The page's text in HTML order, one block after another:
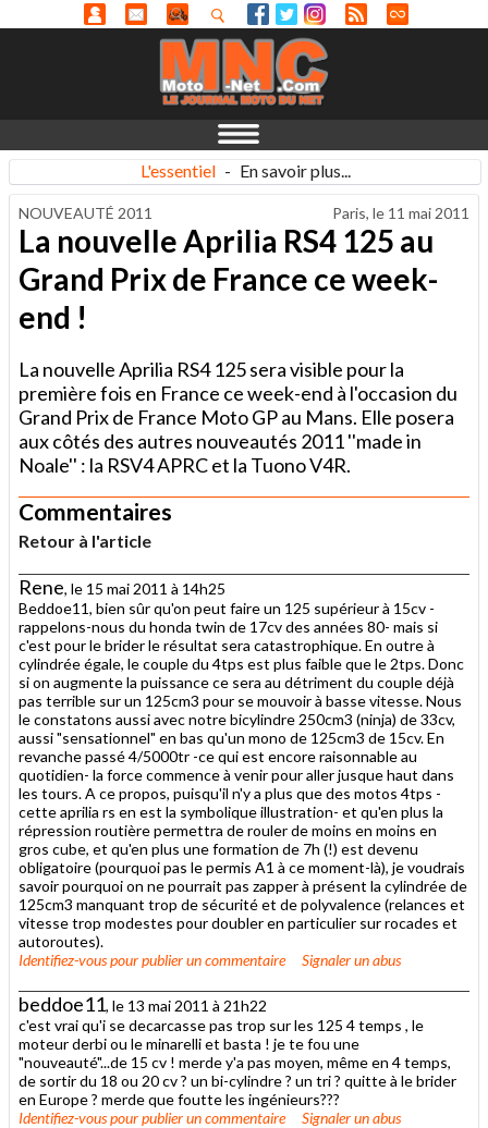
L'essentiel - En savoir plus...
NOUVEAUTÉ 2011 Paris, le 11 mai 2011
La nouvelle Aprilia RS4 125 au
Grand Prix de France ce week-
end !
La nouvelle Aprilia RS4 125 sera visible pour la
première fois en France ce week-end à l'occasion du
Grand Prix de France Moto GP au Mans. Elle posera
aux côtés des autres nouveautés 2011 ''made in
Noale'' : la RSV4 APRC et la Tuono V4R.
Commentaires
Retour à l'article
Rene, le 15 mai 2011 à 14h25
Beddoe11, bien sûr qu'on peut faire un 125 supérieur à 15cv -
rappelons-nous du honda twin de 17cv des années 80- mais si
c'est pour le brider le résultat sera catastrophique. En outre à
cylindrée égale, le couple du 4tps est plus faible que le 2tps. Donc
si on augmente la puissance ce sera au détriment du couple déjà
pas terrible sur un 125cm3 pour se mouvoir à basse vitesse. Nous
le constatons aussi avec notre bicylindre 250cm3 (ninja) de 33cv,
aussi "sensationnel" en bas qu'un mono de 125cm3 de 15cv. En
revanche passé 4/5000tr -ce qui est encore raisonnable au
quotidien- la force commence à venir pour aller jusque haut dans
les tours. A ce propos, puisqu'il n'y a plus que des motos 4tps -
cette aprilia rs en est la symbolique illustration- et qu'en plus la
répression routière permettra de rouler de moins en moins en
gros cube, et qu'en plus une formation de 7h (!) est devenu
obligatoire (pourquoi pas le permis A1 à ce moment-là), je voudrais
savoir pourquoi on ne pourrait pas zapper à présent la cylindrée de
125cm3 manquant trop de sécurité et de polyvalence (relances et
vitesse trop modestes pour doubler en particulier sur rocades et
autoroutes).
Identifiez-vouspour publier un commentaire Signaler un abus
beddoe11, le 13 mai 2011 à 21h22
c'est vrai qu'i se decarcasse pas trop sur les 125 4 temps , le
moteur derbi ou le minarelli et basta ! je te fou une
"nouveauté"...de 15 cv ! merde y'a pas moyen, même en 4 temps,
de sortir du 18 ou 20 cv ? un bi-cylindre ? un tri ? quitte à le brider
en Europe ? merde que foutte les ingénieurs???
Identifiez-vouspour publier un commentaire Signaler un abus